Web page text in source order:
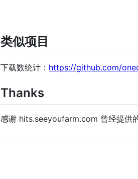
类似项目
下载数统计： https://github.com/
Thanks
感谢 hits.seeyoufarm.com 曾经提供